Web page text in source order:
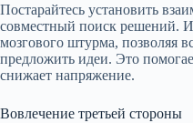
Постарайтесь установить
совместный поиск решений.
мозгового штурма, позволяя
предложить идеи. Это
снижает напряжение.
Вовлечение третьей стороны